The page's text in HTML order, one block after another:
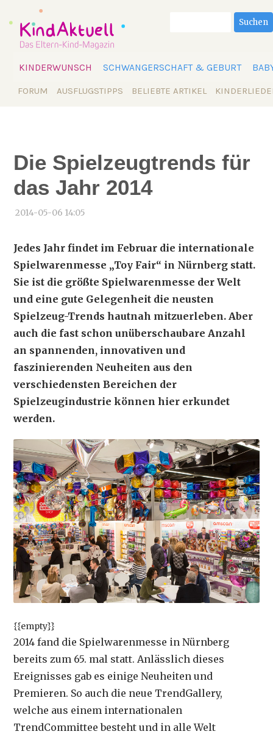
überspringen
KINDERWUNSCH SCHWANGERSCHAFT & GEBURT
Navigation
FORUM AUSFLUGSTIPPS BELIEBTE ARTIKEL
Suchen
Die Spielzeugtrends für
das Jahr 2014
2014-05-06 14:05
Jedes Jahr findet im Februar die internationale
Spielwarenmesse „Toy Fair“ in Nürnberg statt.
Sie ist die größte Spielwarenmesse der Welt
und eine gute Gelegenheit die neusten
Spielzeug-Trends hautnah mitzuerleben. Aber
auch die fast schon unüberschaubare Anzahl
an spannenden, innovativen und
faszinierenden Neuheiten aus den
verschiedensten Bereichen der
Spielzeugindustrie können hier erkundet
werden.
{{empty}}
2014 fand die Spielwarenmesse in Nürnberg
bereits zum 65. mal statt. Anlässlich dieses
Ereignisses gab es einige Neuheiten und
Premieren. So auch die neue TrendGallery,
welche aus einem internationalen
TrendCommittee besteht und in alle Welt